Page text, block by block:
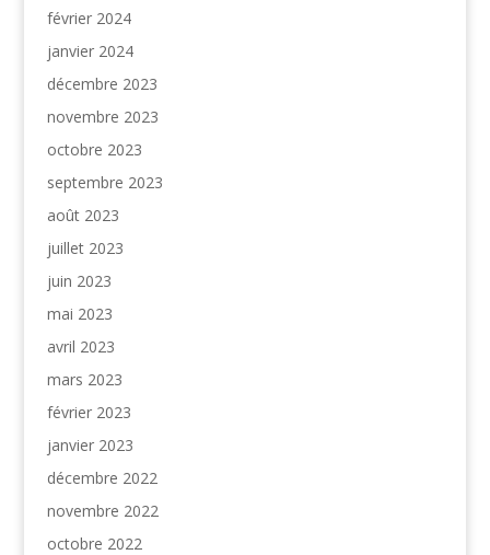
février 2024
janvier 2024
décembre 2023
novembre 2023
octobre 2023
septembre 2023
août 2023
juillet 2023
juin 2023
mai 2023
avril 2023
mars 2023
février 2023
janvier 2023
décembre 2022
novembre 2022
octobre 2022